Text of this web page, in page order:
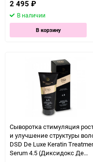
2 495 ₽
В наличии
В корзину
Сыворотка стимуляция
и улучшение структуры
DSD De Luxe Keratin
Serum 4.5 (Диксидокс Де